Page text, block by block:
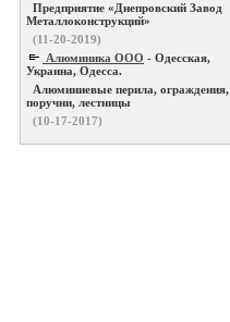
Предприятие «Днепровский Завод
Металлоконструкций»
(11-20-2019)
Алюминика ООО - Одесская,
Украина, Одесса.
Алюминиевые перила, ограждения,
поручни, лестницы
(10-17-2017)